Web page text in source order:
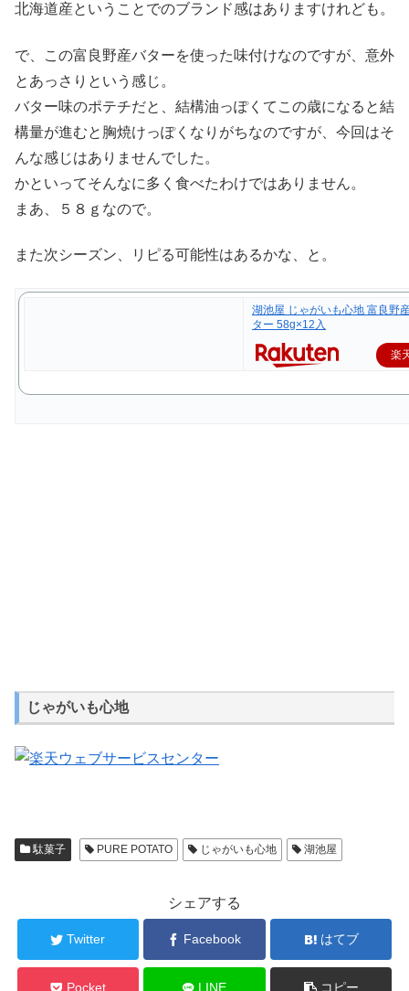
北海道産ということでのブランド感はありますけれども。
で、この富良野産バターを使った味付けなのですが、意外
とあっさりという感じ。
バター味のポテチだと、結構油っぽくてこの歳になると結
構量が進むと胸焼けっぽくなりがちなのですが、今回はそ
んな感じはありませんでした。
かといってそんなに多く食べたわけではありません。
まあ、５８ｇなので。
また次シーズン、リピる可能性はあるかな、と。
湖池屋 じゃがいも心地 富良野
ター 58g×12入
楽
じゃがいも心地
駄菓子 PURE POTATO じゃがいも心地 湖池屋
シェアする
Twitter Facebook はてブ
Pocket LINE コピー